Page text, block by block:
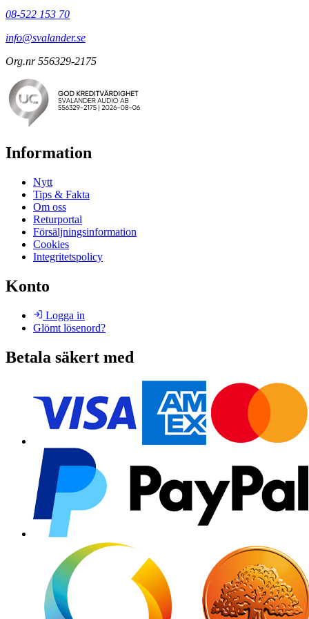
08-522 153 70
info@svalander.se
Org.nr 556329-2175
Information
Nytt
Tips & Fakta
Om oss
Returportal
Försäljningsinformation
Cookies
Integritetspolicy
Konto
Logga in
Glömt lösenord?
Betala säkert med